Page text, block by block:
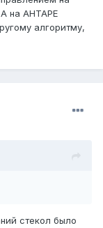
А на АНТАРЕ
алгоритму,
стекол было